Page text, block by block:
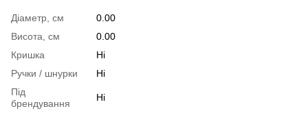
Діаметр, см
0.00
Висота, см
0.00
Кришка
Ні
Ручки / шнурки
Ні
Під
брендування
Ні